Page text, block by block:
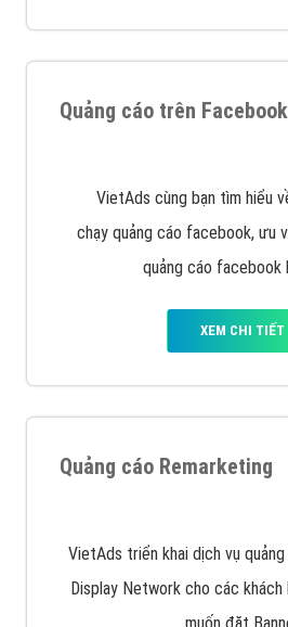
Quảng cáo trên Facebook
VietAds cùng bạn tìm hiểu
chạy quảng cáo facebook, ưu
quảng cáo facebook
XEM CHI TIẾT
Quảng cáo Remarketing
VietAds triển khai dịch vụ
Display Network cho các khách